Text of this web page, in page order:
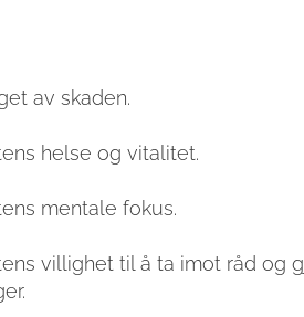
av skaden.
helse og vitalitet.
mentale fokus.
villighet til å ta imot råd og